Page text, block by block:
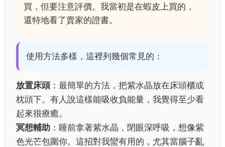
買，但要注意評價。我當初是在蝦皮上買的，
還特地看了賣家的證書。
使用方法多樣，這裡列幾個常見的：
放置床頭 ：最簡單的方法，把紫水晶放在床頭櫃或
枕頭下。有人說這樣能吸收負能量，我覺得至少看
起來很療癒。
冥想輔助 ：睡前拿著紫水晶，閉眼深呼吸，想像紫
色光芒包圍你。這招對我蠻有用的，尤其當腦子亂